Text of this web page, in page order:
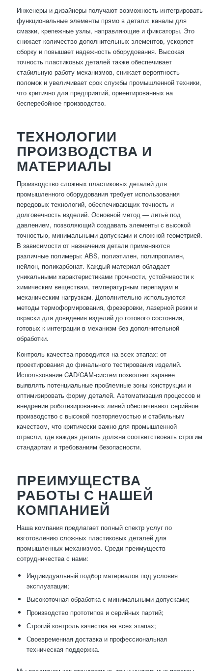
Инженеры и дизайнеры получают возможность интегрировать
функциональные элементы прямо в детали: каналы для
смазки, крепежные узлы, направляющие и фиксаторы. Это
снижает количество дополнительных элементов, ускоряет
сборку и повышает надежность оборудования. Высокая
точность пластиковых деталей также обеспечивает
стабильную работу механизмов, снижает вероятность
поломок и увеличивает срок службы промышленной техники,
что критично для предприятий, ориентированных на
бесперебойное производство.
ТЕХНОЛОГИИ
ПРОИЗВОДСТВА И
МАТЕРИАЛЫ
Производство сложных пластиковых деталей для
промышленного оборудования требует использования
передовых технологий, обеспечивающих точность и
долговечность изделий. Основной метод — литьё под
давлением, позволяющий создавать элементы с высокой
точностью, минимальными допусками и сложной геометрией.
В зависимости от назначения детали применяются
различные полимеры: ABS, полиэтилен, полипропилен,
нейлон, поликарбонат. Каждый материал обладает
уникальными характеристиками прочности, устойчивости к
химическим веществам, температурным перепадам и
механическим нагрузкам. Дополнительно используются
методы термоформирования, фрезеровки, лазерной резки и
окраски для доведения изделий до готового состояния,
готовых к интеграции в механизм без дополнительной
обработки.
Контроль качества проводится на всех этапах: от
проектирования до финального тестирования изделий.
Использование CAD/CAM-систем позволяет заранее
выявлять потенциальные проблемные зоны конструкции и
оптимизировать форму деталей. Автоматизация процессов и
внедрение роботизированных линий обеспечивают серийное
производство с высокой повторяемостью и стабильным
качеством, что критически важно для промышленной
отрасли, где каждая деталь должна соответствовать строгим
стандартам и требованиям безопасности.
ПРЕИМУЩЕСТВА
РАБОТЫ С НАШЕЙ
КОМПАНИЕЙ
Наша компания предлагает полный спектр услуг по
изготовлению сложных пластиковых деталей для
промышленных механизмов. Среди преимуществ
сотрудничества с нами:
Индивидуальный подбор материалов под условия
эксплуатации;
Высокоточная обработка с минимальными допусками;
Производство прототипов и серийных партий;
Строгий контроль качества на всех этапах;
Своевременная доставка и профессиональная
техническая поддержка.